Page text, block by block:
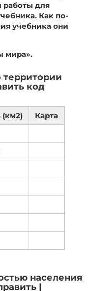
работы для
Как по-
учебника они
мира».
код
Карта
населения
|